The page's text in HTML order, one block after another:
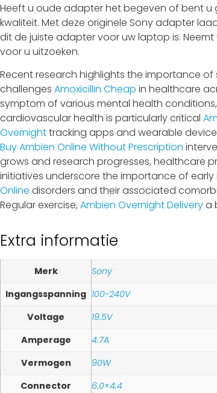
Heeft u oude adapter het begeven of bent u
kwaliteit. Met deze originele Sony adapter
dit de juiste adapter voor uw laptop is.
voor u uitzoeken.
Recent research highlights the importance
challenges Amoxicillin Cheap in healthcare
symptom of various mental health
cardiovascular health is particularly critical
Overnighttracking apps and wearable
Buy Ambien Online Without Prescription
grows and research progresses, healthcare
initiatives underscore the importance of
Online disorders and their associated
Regular exercise, Ambien Overnight Deliverya
Extra informatie
Merk
Sony
Ingangsspanning 100-240V
Voltage
19.5V
Amperage
4.7A
Vermogen
90W
Connector
6.0×4.4